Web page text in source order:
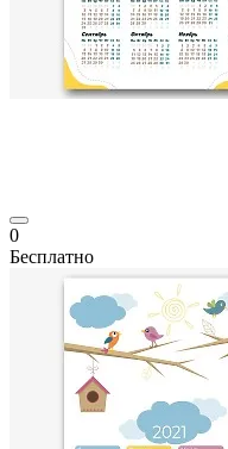
0
Бесплатно